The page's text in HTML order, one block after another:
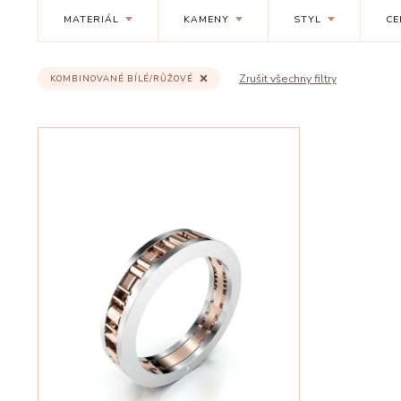
MATERIÁL KAMENY STYL
Zrušit všechny filtry
KOMBINOVANÉ BÍLÉ/RŮŽOVÉ